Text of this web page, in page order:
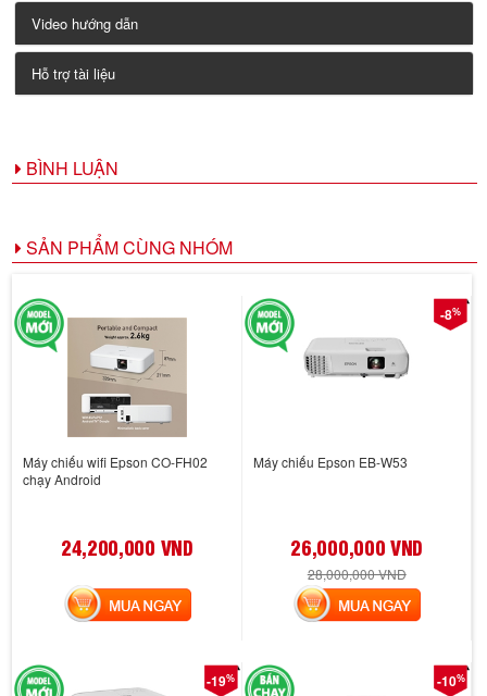
Video hướng dẫn
Hỗ trợ tài liệu
BÌNH LUẬN
SẢN PHẨM CÙNG NHÓM
Máy chiếu wifi Epson CO-FH02
chạy Android
24,200,000 VND
MUA NGAY
-8%
Máy chiếu Epson EB-W53
26,000,000 VND
28,000,000 VND
MUA NGAY
-19% -10%